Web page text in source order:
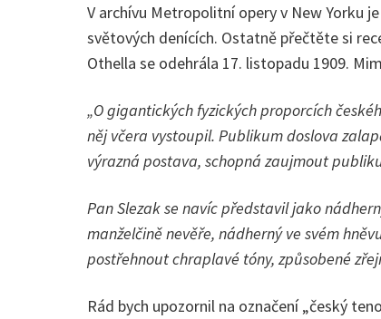
V archívu Metropolitní opery v New Yorku
světových denících. Ostatně přečtěte si
Othella se odehrála 17. listopadu 1909.
„O gigantických fyzických proporcích
něj včera vystoupil. Publikum doslova
výrazná postava, schopná zaujmout
Pan Slezak se navíc představil jako
manželčině nevěře, nádherný ve svém
postřehnout chraplavé tóny, způsobené
Rád bych upozornil na označení „český